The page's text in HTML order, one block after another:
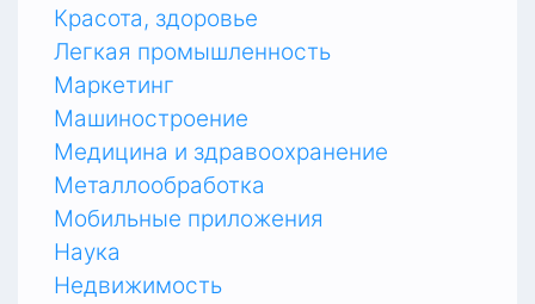
Красота, здоровье
Легкая промышленность
Маркетинг
Машиностроение
Медицина и здравоохранение
Металлообработка
Мобильные приложения
Наука
Недвижимость